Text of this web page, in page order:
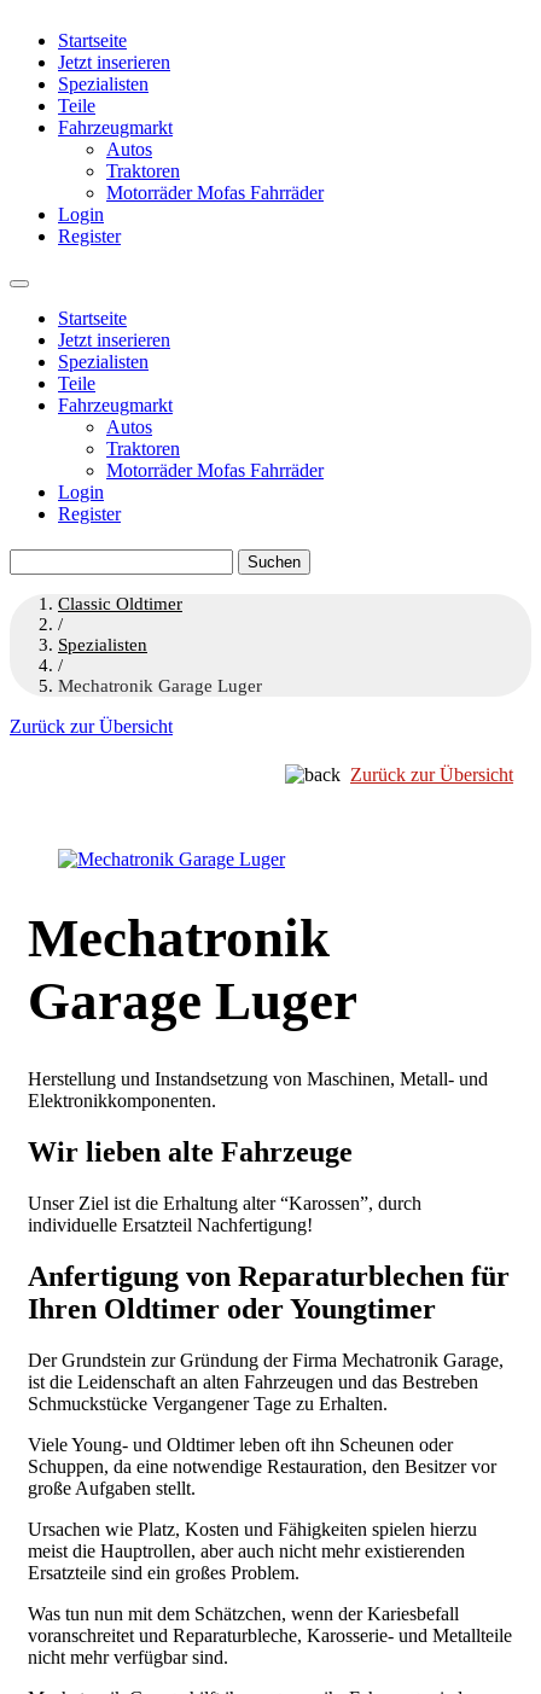
Startseite
Jetzt inserieren
Spezialisten
Teile
Fahrzeugmarkt
Autos
Traktoren
Motorräder Mofas Fahrräder
Login
Register
Startseite
Jetzt inserieren
Spezialisten
Teile
Fahrzeugmarkt
Autos
Traktoren
Motorräder Mofas Fahrräder
Login
Register
nach:
Classic Oldtimer
/
Spezialisten
/
Mechatronik Garage Luger
Zurück zur Übersicht
Zurück zur Übersicht
Mechatronik
Garage Luger
Herstellung und Instandsetzung von Maschinen, Metall- und
Elektronikkomponenten.
Wir lieben alte Fahrzeuge
Unser Ziel ist die Erhaltung alter “Karossen”, durch
individuelle Ersatzteil Nachfertigung!
Anfertigung von Reparaturblechen für
Ihren Oldtimer oder Youngtimer
Der Grundstein zur Gründung der Firma Mechatronik Garage,
ist die Leidenschaft an alten Fahrzeugen und das Bestreben
Schmuckstücke Vergangener Tage zu Erhalten.
Viele Young- und Oldtimer leben oft ihn Scheunen oder
Schuppen, da eine notwendige Restauration, den Besitzer vor
große Aufgaben stellt.
Ursachen wie Platz, Kosten und Fähigkeiten spielen hierzu
meist die Hauptrollen, aber auch nicht mehr existierenden
Ersatzteile sind ein großes Problem.
Was tun nun mit dem Schätzchen, wenn der Kariesbefall
voranschreitet und Reparaturbleche, Karosserie- und Metallteile
nicht mehr verfügbar sind.